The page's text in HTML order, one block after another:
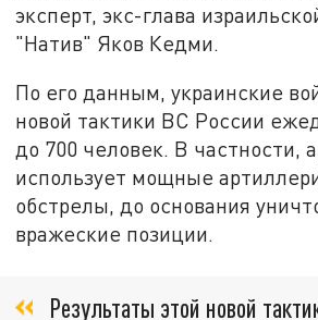
эксперт, экс-глава
"Натив" Яков Кедми.
По его данным, украинские
новой тактики ВС России
до 700 человек. В частности,
использует мощные
обстрелы, до основания
вражеские позиции.
Результаты этой новой